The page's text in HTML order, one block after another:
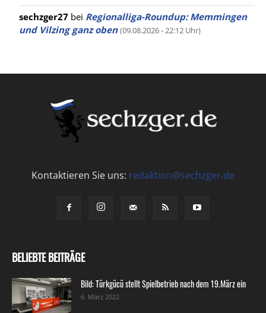
sechzger27 bei Regionalliga-Roundup: Memmingen
und Vilzing ganz oben (09.08.2026 - 22:12 Uhr)
Kontaktieren Sie uns: redaktion@sechzger.de
BELIEBTE BEITRÄGE
Bild: Türkgücü stellt Spielbetrieb nach dem 19.März ein
6. März 2022